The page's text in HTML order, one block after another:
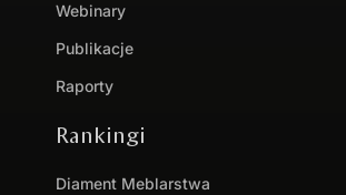
Webinary
Publikacje
Raporty
Rankingi
Diament Meblarstwa